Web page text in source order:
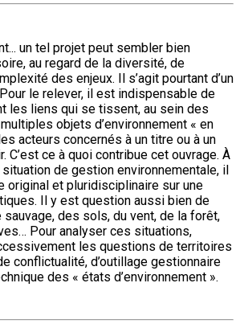
un tel projet peut sembler bien
au regard de la diversité, de
des enjeux. Il s’agit pourtant d’un
le relever, il est indispensable de
les liens qui se tissent, au sein des
objets d’environnement « en
acteurs concernés à un titre ou à un
C’est ce à quoi contribue cet ouvrage. À
situation de gestion environnementale, il
original et pluridisciplinaire sur une
Il y est ques­tion aussi bien de
sauvage, des sols, du vent, de la forêt,
Pour analyser ces situations,
les questions de territoires
conflictualité, d’outillage gestionnaire
des « états d’environnement ».